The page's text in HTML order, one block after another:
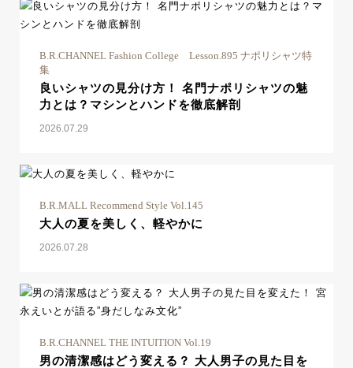
B.R.CHANNEL Fashion College Lesson.895 ナポリシャツ特
集
良いシャツの見分け方！ 名門ナポリシャツの魅
力とは？マシンとハンドを徹底解剖
2026.07.29
B.R.MALL Recommend Style Vol.145
大人の夏を美しく、軽やかに
2026.07.28
B.R.CHANNEL THE INTUITION Vol.19
男の清潔感はどう変える？ 大人男子の見た目を